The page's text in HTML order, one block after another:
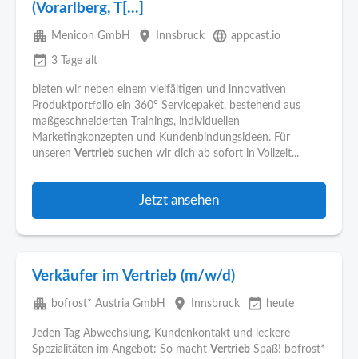
(Vorarlberg, T[...]
apartment Menicon GmbH place Innsbruck language appcast.io
event_available 3 Tage alt
bieten wir neben einem vielfältigen und innovativen
Produktportfolio ein 360° Servicepaket, bestehend aus
maßgeschneiderten Trainings, individuellen
Marketingkonzepten und Kundenbindungsideen. Für
unseren Vertrieb suchen wir dich ab sofort in Vollzeit...
Jetzt ansehen
Verkäufer im Vertrieb (m/w/d)
apartment bofrost* Austria GmbH place Innsbruck event_available heute
Jeden Tag Abwechslung, Kundenkontakt und leckere
Spezialitäten im Angebot: So macht Vertrieb Spaß! bofrost*